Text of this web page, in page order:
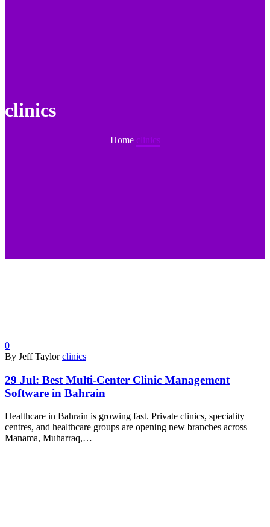
clinics
Home clinics
0
By Jeff Taylor clinics
29 Jul: Best Multi-Center Clinic Management
Software in Bahrain
Healthcare in Bahrain is growing fast. Private clinics, speciality
centres, and healthcare groups are opening new branches across
Manama, Muharraq,…